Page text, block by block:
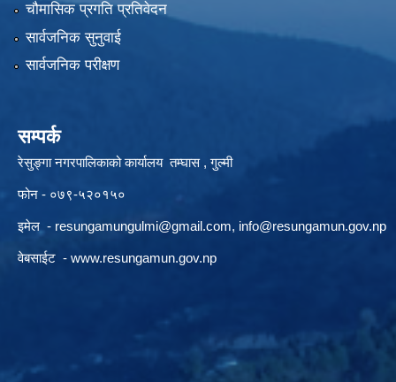
चौमासिक प्रगति प्रतिवेदन
सार्वजनिक सुनुवाई
सार्वजनिक परीक्षण
सम्पर्क
रेसुङ्गा नगरपालिकाको कार्यालय तम्घास , गुल्मी
फोन - ०७९-५२०१५०
इमेल - resungamungulmi@gmail.com, info@resungamun.gov.np
वेबसाईट - www.resungamun.gov.np